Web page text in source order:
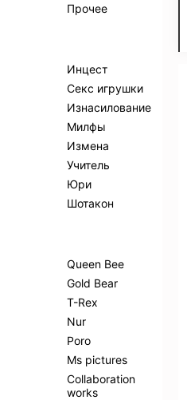
Kansai studio
Shiza project
Приключения
Школа
Боевые
искусства
Игры
Магия
Фэнтези
Попаданцы в
другой мир
Прочее
Инцест
Секс игрушки
Изнасилование
Милфы
Измена
Учитель
Юри
Шотакон
Queen Bee
Gold Bear
T-Rex
Nur
Poro
Ms pictures
Collaboration
works